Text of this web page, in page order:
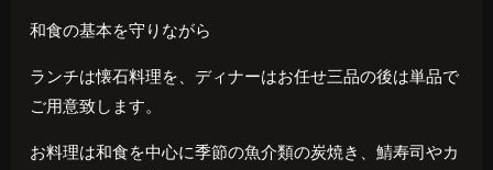
和食の基本を守りながら
ランチは懐石料理を、ディナーはお任せ三品の後は単品で
ご用意致します。
お料理は和食を中心に季節の魚介類の炭焼き、鯖寿司やカ